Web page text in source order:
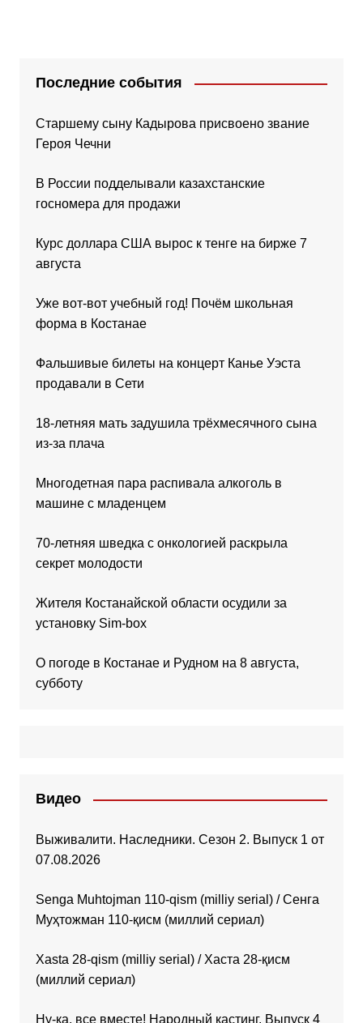
Последние события
Старшему сыну Кадырова присвоено звание
Героя Чечни
В России подделывали казахстанские
госномера для продажи
Курс доллара США вырос к тенге на бирже 7
августа
Уже вот-вот учебный год! Почём школьная
форма в Костанае
Фальшивые билеты на концерт Канье Уэста
продавали в Сети
18-летняя мать задушила трёхмесячного сына
из-за плача
Многодетная пара распивала алкоголь в
машине с младенцем
70-летняя шведка с онкологией раскрыла
секрет молодости
Жителя Костанайской области осудили за
установку Sim-box
О погоде в Костанае и Рудном на 8 августа,
субботу
Видео
Выживалити. Наследники. Сезон 2. Выпуск 1 от
07.08.2026
Senga Muhtojman 110-qism (milliy serial) / Сенга
Муҳтожман 110-қисм (миллий сериал)
Xasta 28-qism (milliy serial) / Хаста 28-қисм
(миллий сериал)
Ну-ка, все вместе! Народный кастинг. Выпуск 4